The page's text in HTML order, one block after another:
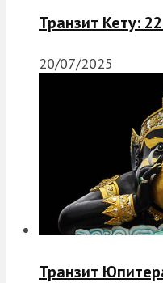
Транзит Кету:
20/07/2025
Транзит